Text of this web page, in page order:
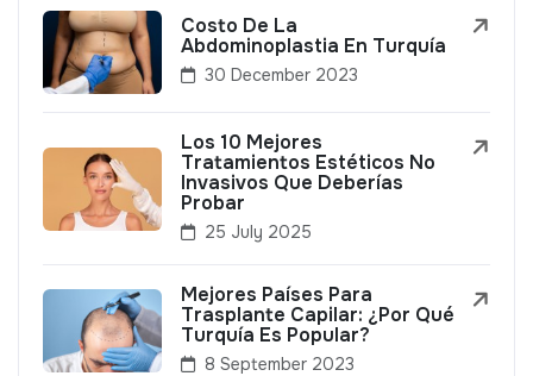
Costo De La
Abdominoplastia En Turquía
30 December 2023
Los 10 Mejores
Tratamientos Estéticos No
Invasivos Que Deberías
Probar
25 July 2025
Mejores Países Para
Trasplante Capilar: ¿Por Qué
Turquía Es Popular?
8 September 2023